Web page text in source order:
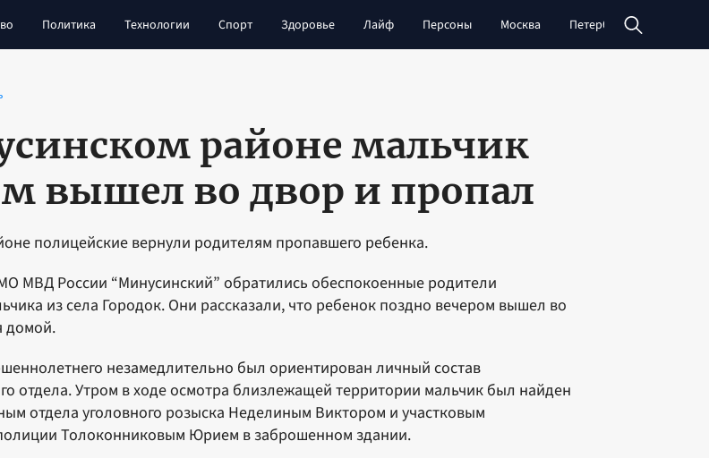
Политика Технологии Спорт Здоровье Лайф Персоны Москва Петербург
районе мальчик
вышел во двор и пропал
полицейские вернули родителям пропавшего ребенка.
МВД России “Минусинский” обратились обеспокоенные родители
из села Городок. Они рассказали, что ребенок поздно вечером вышел во
домой.
незамедлительно был ориентирован личный состав
отдела. Утром в ходе осмотра близлежащей территории мальчик был найден
отдела уголовного розыска Неделиным Виктором и участковым
Толоконниковым Юрием в заброшенном здании.